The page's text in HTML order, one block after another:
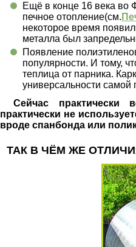
Ещё в конце 16 века во
печное отопление(см.
некоторое время
металла был
Появление
популярности. И тому,
теплица от парника.
универсальности самой
Сейчас практически
практически не
вроде спанбонда или
ТАК В ЧЁМ ЖЕ